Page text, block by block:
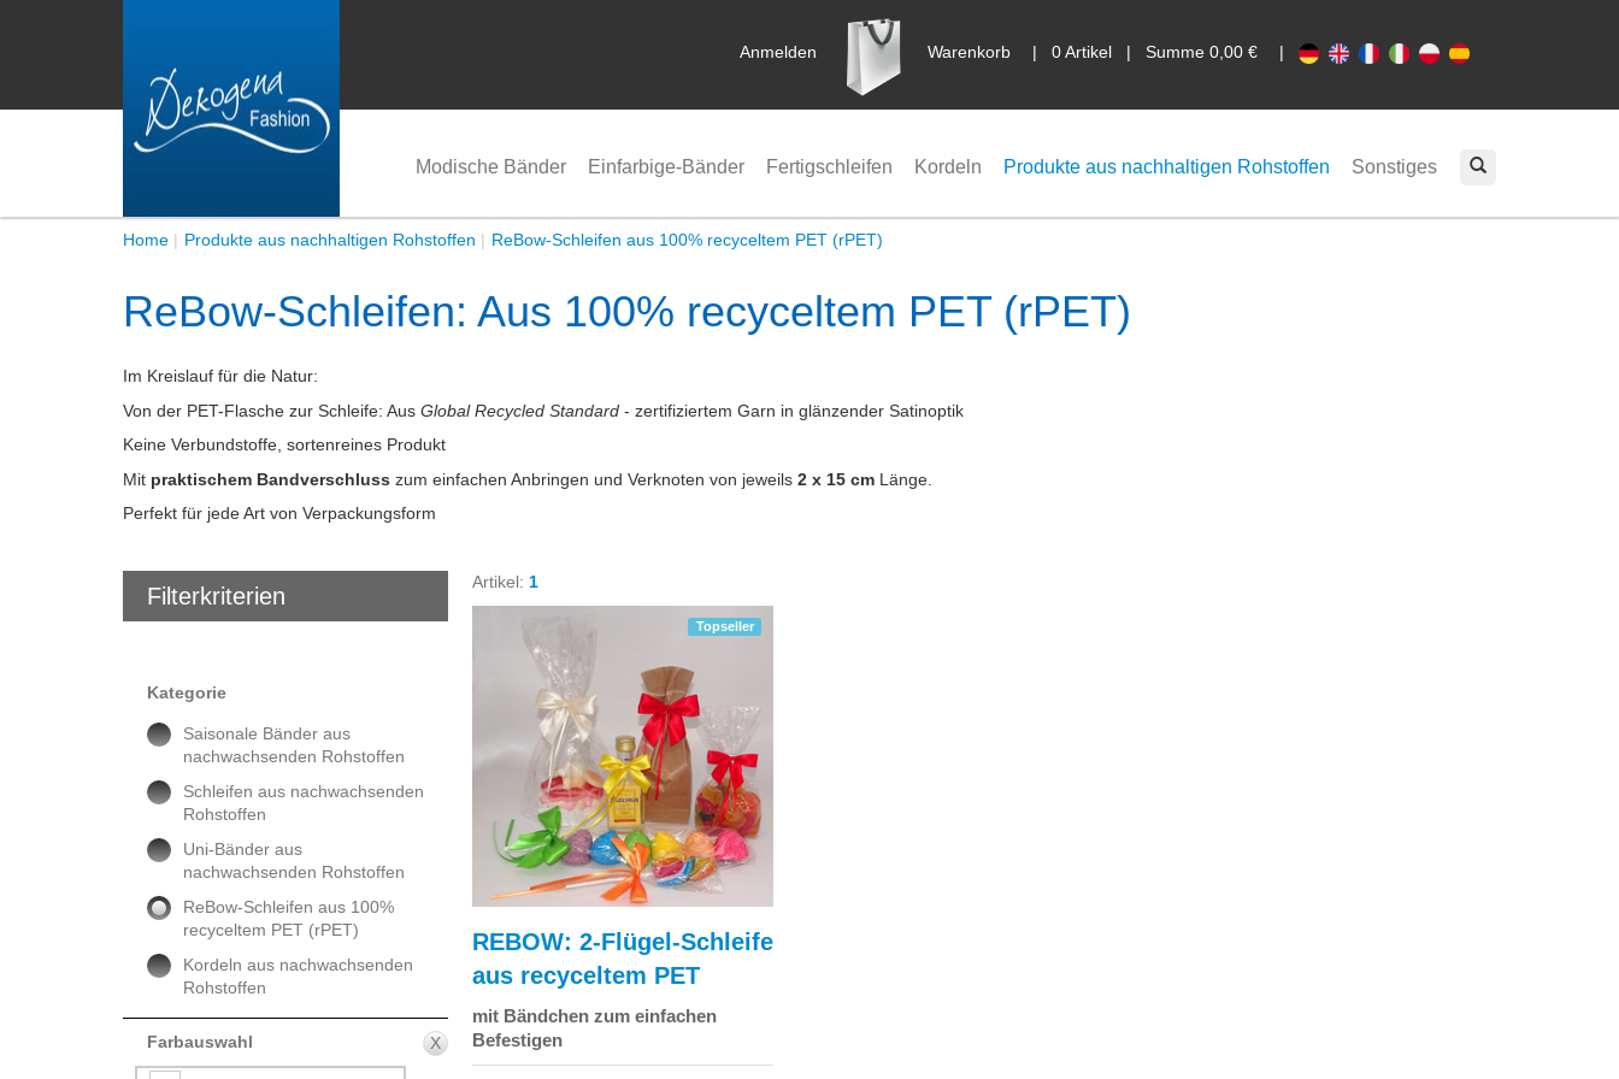
Anmelden
Warenkorb
| 0 Artikel | Summe 0,00 € |
Modische Bänder Einfarbige-Bänder Fertigschleifen Kordeln Produkte aus nachhaltigen Rohstoffen Sonstiges
Home Produkte aus nachhaltigen Rohstoffen ReBow-Schleifen aus 100% recyceltem PET (rPET)
ReBow-Schleifen: Aus 100% recyceltem PET (rPET)
Im Kreislauf für die Natur:
Von der PET-Flasche zur Schleife: Aus Global Recycled Standard - zertifiziertem Garn in glänzender Satinoptik
Keine Verbundstoffe, sortenreines Produkt
Mit praktischem Bandverschluss zum einfachen Anbringen und Verknoten von jeweils 2 x 15 cm Länge.
Perfekt für jede Art von Verpackungsform
Filterkriterien
Kategorie
Saisonale Bänder aus
nachwachsenden Rohstoffen
Schleifen aus nachwachsenden
Rohstoffen
Uni-Bänder aus
nachwachsenden Rohstoffen
ReBow-Schleifen aus 100%
recyceltem PET (rPET)
Kordeln aus nachwachsenden
Rohstoffen
Farbauswahl X
Artikel: 1
Topseller
REBOW: 2-Flügel-Schleife
aus recyceltem PET
mit Bändchen zum einfachen
Befestigen